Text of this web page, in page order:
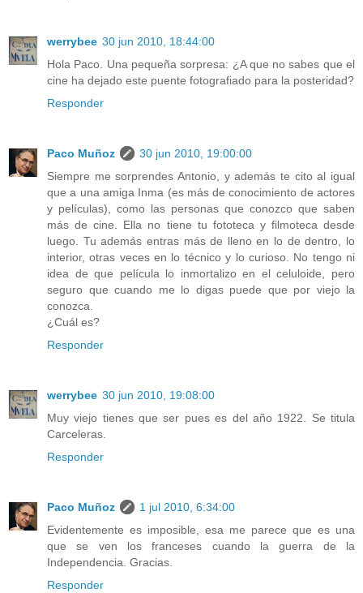
werrybee 30 jun 2010, 18:44:00
Hola Paco. Una pequeña sorpresa: ¿A que no sabes que el
cine ha dejado este puente fotografiado para la posteridad?
Responder
Paco Muñoz
30 jun 2010, 19:00:00
Siempre me sorprendes Antonio, y además te cito al igual
que a una amiga Inma (es más de conocimiento de actores
y películas), como las personas que conozco que saben
más de cine. Ella no tiene tu fototeca y filmoteca desde
luego. Tu además entras más de lleno en lo de dentro, lo
interior, otras veces en lo técnico y lo curioso. No tengo ni
idea de que película lo inmortalizo en el celuloide, pero
seguro que cuando me lo digas puede que por viejo la
conozca.
¿Cuál es?
Responder
werrybee 30 jun 2010, 19:08:00
Muy viejo tienes que ser pues es del año 1922. Se titula
Carceleras.
Responder
Paco Muñoz
1 jul 2010, 6:34:00
Evidentemente es imposible, esa me parece que es una
que se ven los franceses cuando la guerra de la
Independencia. Gracias.
Responder